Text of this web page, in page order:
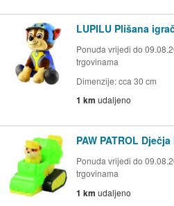
LUPILU Plišana
Ponuda vrijedi do
trgovinama
Dimenzije: cca 30 cm
1 km udaljeno
PAW PATROL
Ponuda vrijedi do
trgovinama
1 km udaljeno